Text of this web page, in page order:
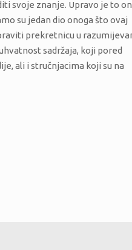
svoje znanje. Upravo je to
su jedan dio onoga što ovaj
prekretnicu u
sadržaja, koji pored
ali i stručnjacima koji su na